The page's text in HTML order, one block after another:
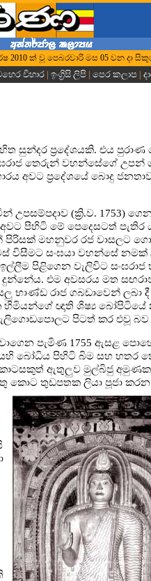
ක් වූ පෙබරවාරි මස 05 වන දා
විහාර | ඉංග්‍රිසි ලිපි | පෙර කලාප |
සුන්දර ප්‍රදේශයකි. එය පුරාණ
තෙරුන් වහන්සේගේ උපන්
අවට ප්‍රදේශයේ බොදු
උපසම්පදාව (ක්‍රි.ව. 1753)
පිහිටි මේ පෙදෙසටත්
මහනුවර රජ වාසලට
විසීමට සංඝයා වහන්සේ නමක්
පිළිගෙන වැලිවිට
එම අවසරය මත
භාණ්ඩ රාජ ගබඩාවෙන් ලබා දී
ඥාති ශිෂ්‍ය බෝපිටියේ
පිටත් කර එවූ බව
පැමිණ 1755 ඇසළ
බෝධිය පිහිටි බිම සහ හතර
ඇතුලුව මුල්බිජු අමුණක
කොට තුඩපතක ලියා පූජා කරන